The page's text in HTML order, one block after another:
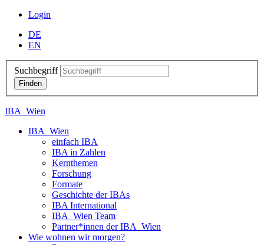
Login
DE
EN
Suchbegriff
IBA_Wien
IBA_Wien
einfach IBA
IBA in Zahlen
Kernthemen
Forschung
Formate
Geschichte der IBAs
IBA International
IBA_Wien Team
Partner*innen der IBA_Wien
Wie wohnen wir morgen?